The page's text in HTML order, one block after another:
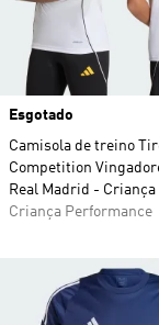
Esgotado
Camisola de treino
Competition
Real Madrid - Criança
Criança Performance